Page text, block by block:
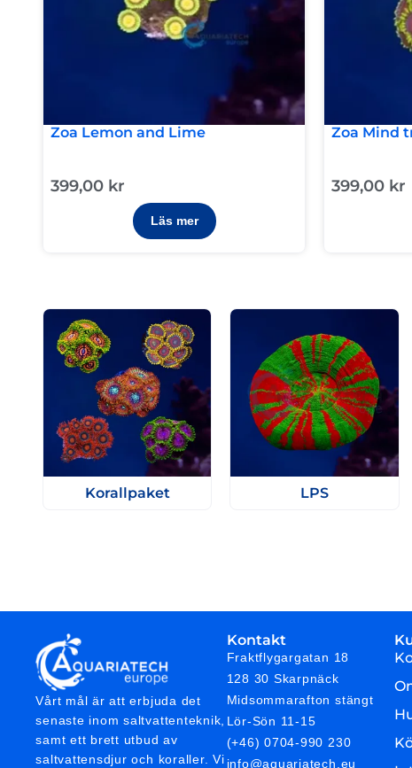
Zoa Lemon and Lime
399,00 kr
Läs mer
Zoa Mind
399,00 kr
Korallpaket LPS
Vårt mål är att erbjuda det
senaste inom saltvattenteknik,
samt ett brett utbud av
saltvattensdjur och koraller. Vi
Kontakt
Fraktflygargatan 18
128 30 Skarpnäck
Midsommarafton stängt
Lör-Sön 11-15
(+46) 0704-990 230
info@aquariatech.eu